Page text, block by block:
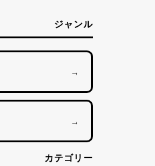
ジャンル
→
→
カテゴリー